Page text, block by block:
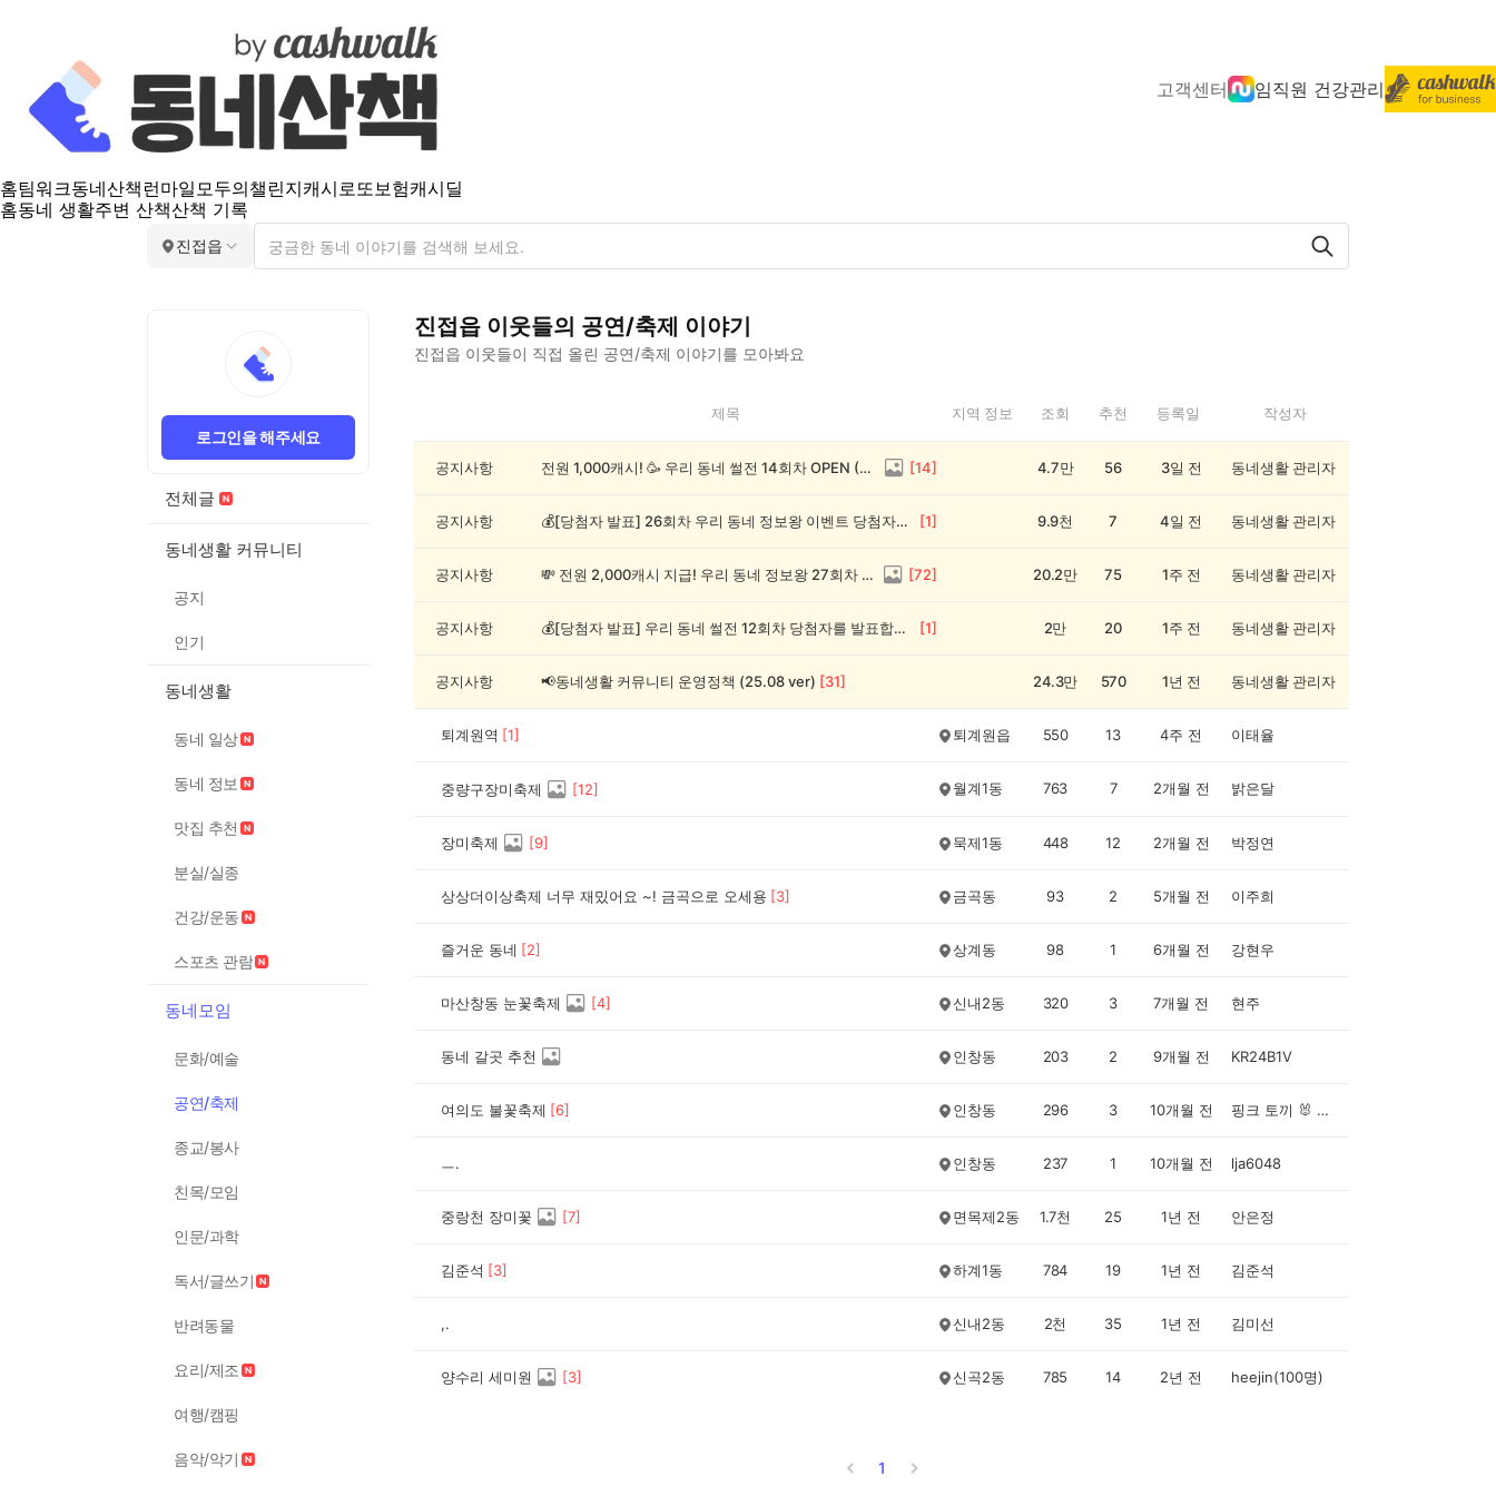
고객센터 임직원 건강관리
홈팀워크동네산책 런마일모두의챌린지캐시로또보험캐시딜
홈동네 생활주변 산책산책 기록
진접읍
로그인을 해주세요
전체글
동네생활 커뮤니티
공지
인기
동네생활
동네 일상
동네 정보
맛집 추천
분실/실종
건강/운동
스포츠 관람
동네모임
문화/예술
공연/축제
종교/봉사
친목/모임
인문/과학
독서/글쓰기
반려동물
요리/제조
여행/캠핑
음악/악기
진접읍 이웃들의 공연/축제 이야기
진접읍 이웃들이 직접 올린 공연/축제 이야기를 모아봐요
읍
제목 지역 정보 조회 추천 등록일 작성자
공지사항 전원 1,000캐시! 🥳 우리 동네 썰전 14회차 OPEN (~8/17) [14] 4.7만 56 3일 전 동네생활 관리자
공지사항 💰[당첨자 발표] 26회차 우리 동네 정보왕 이벤트 당첨자를 발표합니다! [1] 9.9천 7 4일 전 동네생활 관리자
공지사항 💸 전원 2,000캐시 지급! 우리 동네 정보왕 27회차 (~8/10) [72] 20.2만 75 1주 전 동네생활 관리자
공지사항 💰[당첨자 발표] 우리 동네 썰전 12회차 당첨자를 발표합니다! [1] 2만 20 1주 전 동네생활 관리자
공지사항 📢동네생활 커뮤니티 운영정책 (25.08 ver) [31] 24.3만 570 1년 전 동네생활 관리자
퇴계원역 [1] 퇴계원읍 550 13 4주 전 이태율
중량구장미축제 [12] 월계1동 763 7 2개월 전 밝은달
장미축제 [9] 묵제1동 448 12 2개월 전 박정연
상상더이상축제 너무 재밌어요 ~! 금곡으로 오세용 [3] 금곡동 93 2 5개월 전 이주희
즐거운 동네 [2] 상계동 98 1 6개월 전 강현우
마산창동 눈꽃축제 [4] 신내2동 320 3 7개월 전 현주
동네 갈곳 추천 인창동 203 2 9개월 전 KR24B1V
여의도 불꽃축제 [6] 인창동 296 3 10개월 전 핑크 토끼 🐰 💞 💕 💖 💘
ㅡ. 인창동 237 1 10개월 전 lja6048
중랑천 장미꽃 [7] 면목제2동 1.7천 25 1년 전 안은정
김준석 [3] 하계1동 784 19 1년 전 김준석
,. 신내2동 2천 35 1년 전 김미선
양수리 세미원 [3] 신곡2동 785 14 2년 전 heejin(100명)
1